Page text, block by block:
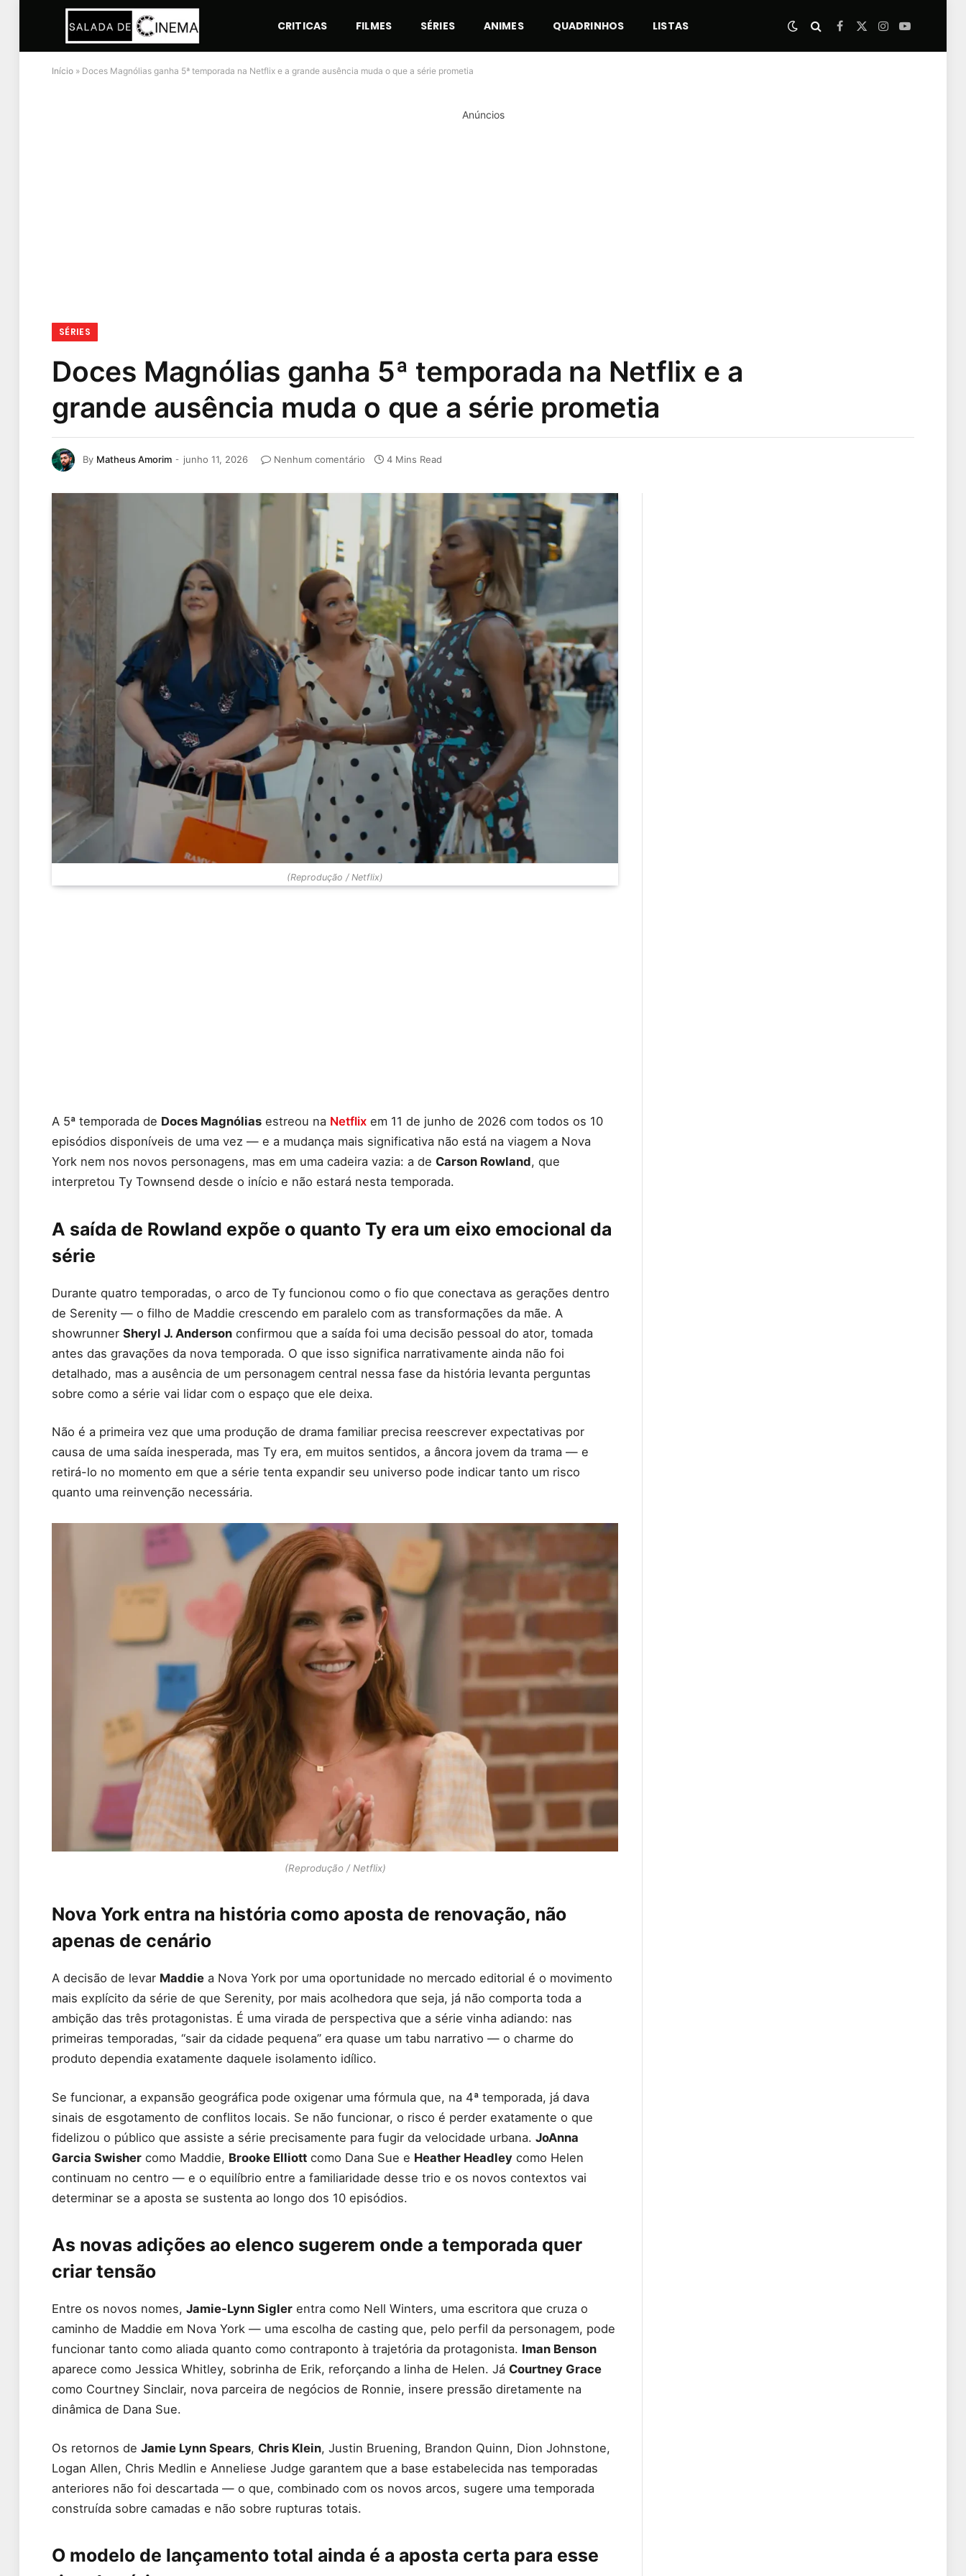
CRITICAS FILMES SÉRIES ANIMES QUADRINHOS LISTAS Facebook
X
Instagram
YouTube
Início » Doces Magnólias ganha 5ª temporada na Netflix e a grande ausência muda o que a série prometia
Anúncios
SÉRIES
Doces Magnólias ganha 5ª temporada na Netflix e a
grande ausência muda o que a série prometia
By Matheus Amorim junho 11, 2026 Nenhum comentário 4 Mins Read
(Reprodução / Netflix)
A 5ª temporada de Doces Magnólias estreou na Netflix em 11 de junho de 2026 com todos os 10
episódios disponíveis de uma vez — e a mudança mais significativa não está na viagem a Nova
York nem nos novos personagens, mas em uma cadeira vazia: a de Carson Rowland, que
interpretou Ty Townsend desde o início e não estará nesta temporada.
A saída de Rowland expõe o quanto Ty era um eixo emocional da
série
Durante quatro temporadas, o arco de Ty funcionou como o fio que conectava as gerações dentro
de Serenity — o filho de Maddie crescendo em paralelo com as transformações da mãe. A
showrunner Sheryl J. Anderson confirmou que a saída foi uma decisão pessoal do ator, tomada
antes das gravações da nova temporada. O que isso significa narrativamente ainda não foi
detalhado, mas a ausência de um personagem central nessa fase da história levanta perguntas
sobre como a série vai lidar com o espaço que ele deixa.
Não é a primeira vez que uma produção de drama familiar precisa reescrever expectativas por
causa de uma saída inesperada, mas Ty era, em muitos sentidos, a âncora jovem da trama — e
retirá-lo no momento em que a série tenta expandir seu universo pode indicar tanto um risco
quanto uma reinvenção necessária.
(Reprodução / Netflix)
Nova York entra na história como aposta de renovação, não
apenas de cenário
A decisão de levar Maddie a Nova York por uma oportunidade no mercado editorial é o movimento
mais explícito da série de que Serenity, por mais acolhedora que seja, já não comporta toda a
ambição das três protagonistas. É uma virada de perspectiva que a série vinha adiando: nas
primeiras temporadas, “sair da cidade pequena” era quase um tabu narrativo — o charme do
produto dependia exatamente daquele isolamento idílico.
Se funcionar, a expansão geográfica pode oxigenar uma fórmula que, na 4ª temporada, já dava
sinais de esgotamento de conflitos locais. Se não funcionar, o risco é perder exatamente o que
fidelizou o público que assiste a série precisamente para fugir da velocidade urbana. JoAnna
Garcia Swisher como Maddie, Brooke Elliott como Dana Sue e Heather Headley como Helen
continuam no centro — e o equilíbrio entre a familiaridade desse trio e os novos contextos vai
determinar se a aposta se sustenta ao longo dos 10 episódios.
As novas adições ao elenco sugerem onde a temporada quer
criar tensão
Entre os novos nomes, Jamie-Lynn Sigler entra como Nell Winters, uma escritora que cruza o
caminho de Maddie em Nova York — uma escolha de casting que, pelo perfil da personagem, pode
funcionar tanto como aliada quanto como contraponto à trajetória da protagonista. Iman Benson
aparece como Jessica Whitley, sobrinha de Erik, reforçando a linha de Helen. Já Courtney Grace
como Courtney Sinclair, nova parceira de negócios de Ronnie, insere pressão diretamente na
dinâmica de Dana Sue.
Os retornos de Jamie Lynn Spears, Chris Klein, Justin Bruening, Brandon Quinn, Dion Johnstone,
Logan Allen, Chris Medlin e Anneliese Judge garantem que a base estabelecida nas temporadas
anteriores não foi descartada — o que, combinado com os novos arcos, sugere uma temporada
construída sobre camadas e não sobre rupturas totais.
O modelo de lançamento total ainda é a aposta certa para esse